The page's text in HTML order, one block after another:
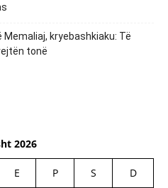
Memaliaj, kryebashkiaku: Të
tonë
2026
E P S D